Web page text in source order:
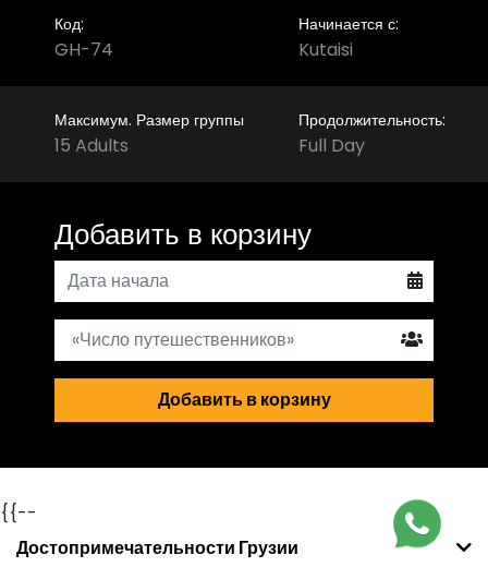
Код:
GH-74
Начинается с:
Kutaisi
Максимум. Размер группы
15 Adults
Продолжительность:
Full Day
Добавить в корзину
Добавить в корзину
{{--
Достопримечательности Грузии